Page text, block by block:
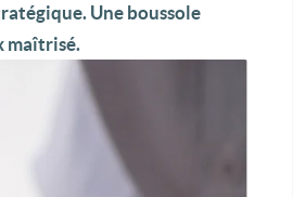
Une boussole
maîtrisé.